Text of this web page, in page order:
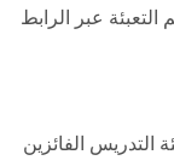
التعبئة عبر الرابط
الفائزين